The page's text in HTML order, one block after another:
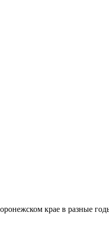
крае в разные